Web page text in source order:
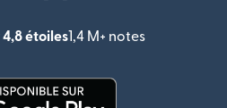
étoiles1,4 M+ notes